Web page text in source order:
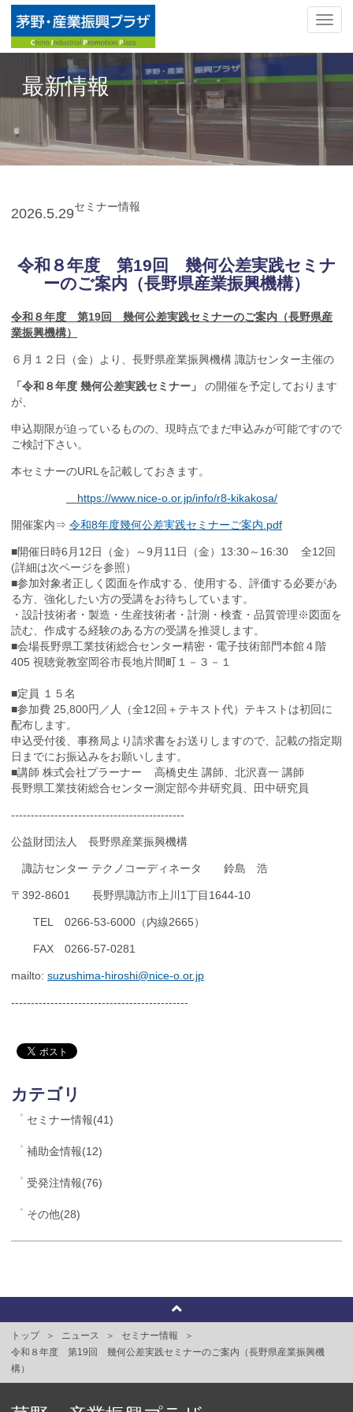
ナ
ビ
ゲ
シ
ン
切
替
最新情報
2026.5.29セミナー情報
令和８年度 第19回 幾何公差実践セミナ
ーのご案内（長野県産業振興機構）
令和８年度 第19回 幾何公差実践セミナーのご案内（長野県産
業振興機構）
６月１２日（金）より、長野県産業振興機構 諏訪センター主催の
「令和８年度 幾何公差実践セミナー」
の開催を予定しております
が、
申込期限が迫っているものの、現時点でまだ申込みが可能ですので
ご検討下さい。
本セミナーのURL を記載しておきます。
https://www.nice-o.or.jp/info/r8-kikakosa/
開催案内⇒ 令和8年度幾何公差実践セミナーご案内.pdf
■開催日時6月12日（金）～9月11日（金）13:30～16:30 全12回
(詳細は次ページを参照）
■参加対象者正しく図面を作成する、使用する、評価する必要があ
る方、強化したい方の受講をお待ちしています。
・設計技術者・製造・生産技術者・計測・検査・品質管理※図面を
読む、作成する経験のある方の受講を推奨します。
■会場長野県工業技術総合センター精密・電子技術部門本館４階
405 視聴覚教室岡谷市長地片間町１－３－１
■定員 １５名
■参加費 25,800円／人（全12回＋テキスト代）テキストは初回に
配布します。
申込受付後、事務局より請求書をお送りしますので、記載の指定期
日までにお振込みをお願いします。
■講師 株式会社プラーナー 高橋史生 講師、北沢喜一 講師
長野県工業技術総合センター測定部今井研究員、田中研究員
--------------------------------------------
公益財団法人 長野県産業振興機構
諏訪センター テクノコーディネータ 鈴島 浩
〒 392-8601 長野県諏訪市上川 1丁目 1644-10
TEL 0266-53-6000 （内線2665）
FAX 0266-57-0281
mailto: suzushima-hiroshi@nice-o.or.jp
---------------------------------------------
カテゴリ
セミナー情報(41)
補助金情報(12)
受発注情報(76)
その他(28)
トップ ニュース
セミナー情報
令和８年度 第19回 幾何公差実践セミナーのご案内（長野県産業振興機
構）